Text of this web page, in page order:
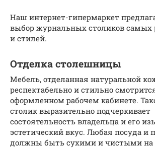
Наш интернет-гипермаркет
выбор журнальных столиков самых
и стилей.
Отделка столешницы
Мебель, отделанная натуральной
респектабельно и стильно
оформленном рабочем кабинете.
столик выразительно подчеркивает
состоятельность владельца и его
эстетический вкус. Любая посуда и
должны быть сухими и чистыми на